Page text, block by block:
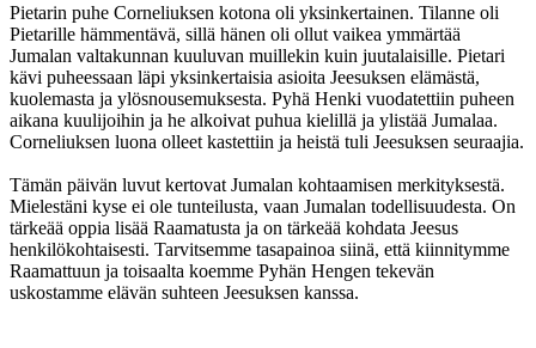
Pietarin puhe Corneliuksen kotona oli yksinkertainen. Tilanne oli
Pietarille hämmentävä, sillä hänen oli ollut vaikea ymmärtää
Jumalan valtakunnan kuuluvan muillekin kuin juutalaisille. Pietari
kävi puheessaan läpi yksinkertaisia asioita Jeesuksen elämästä,
kuolemasta ja ylösnousemuksesta. Pyhä Henki vuodatettiin puheen
aikana kuulijoihin ja he alkoivat puhua kielillä ja ylistää Jumalaa.
Corneliuksen luona olleet kastettiin ja heistä tuli Jeesuksen seuraajia.
Tämän päivän luvut kertovat Jumalan kohtaamisen merkityksestä.
Mielestäni kyse ei ole tunteilusta, vaan Jumalan todellisuudesta. On
tärkeää oppia lisää Raamatusta ja on tärkeää kohdata Jeesus
henkilökohtaisesti. Tarvitsemme tasapainoa siinä, että kiinnitymme
Raamattuun ja toisaalta koemme Pyhän Hengen tekevän
uskostamme elävän suhteen Jeesuksen kanssa.